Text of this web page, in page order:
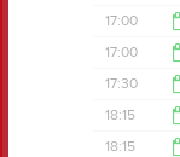
12:00
18:15
17:00
18:30
17:00
18:30
17:30
19:00
18:15
18:15